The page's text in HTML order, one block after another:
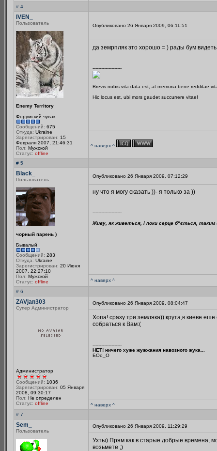
# 4
IVEN_
Пользователь
Enemy Territory
Форумский чувак
Сообщений: 675
Откуда: Ukraine
Зарегистрирован: 15
Февраля 2007, 21:46:31
Пол: Мужской
Статус: offline
Опубликовано 26 Января 2009, 06:11:51
да земрпляк это хорошо = ) рады бум видеть
--------------------
Brevis nobis vita data est, at memoria bene redditae
Hic locus est, ubi mors gaudet succurrere vitae!
^ наверх ^
# 5
Black_
Пользователь
чорный парень )
Бывалый
Сообщений: 283
Откуда: Ukraine
Зарегистрирован: 20 Июня
2007, 22:27:10
Пол: Мужской
Статус: offline
Опубликовано 26 Января 2009, 07:12:29
ну что я могу сказать ))- я только за ))
--------------------
Живу, як живеться, і поки серце б"ється, таким
^ наверх ^
# 6
ZAVjan303
Супер Администратор
Администратор
Сообщений: 1036
Зарегистрирован: 05 Января
2008, 09:30:17
Пол: Не определен
Статус: offline
Опубликовано 26 Января 2009, 08:04:47
Хопа! сразу три земляка)) крута,в киеве
собраться к Вам:(
--------------------
НЕТ! ничего хуже жужжания навозного жука...
БОo_O
^ наверх ^
# 7
Sem_
Пользователь
Опубликовано 26 Января 2009, 11:29:29
Ухты) Прям как в старые добрые времена,
возьмете ;)